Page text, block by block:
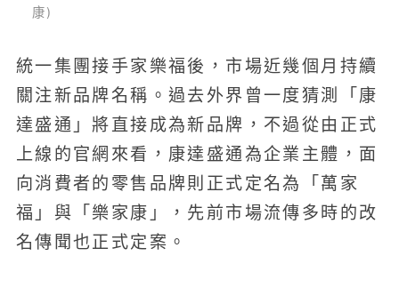
康)
統一集團接手家樂福後，市場近幾個月持續
關注新品牌名稱。過去外界曾一度猜測「康
達盛通」將直接成為新品牌，不過從由正式
上線的官網來看，康達盛通為企業主體，面
向消費者的零售品牌則正式定名為「萬家
福」與「樂家康」，先前市場流傳多時的改
名傳聞也正式定案。